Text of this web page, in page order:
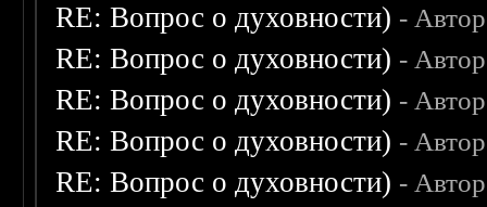
RE: Вопрос о духовности) -
RE: Вопрос о духовности) -
RE: Вопрос о духовности) -
RE: Вопрос о духовности) -
RE: Вопрос о духовности) -